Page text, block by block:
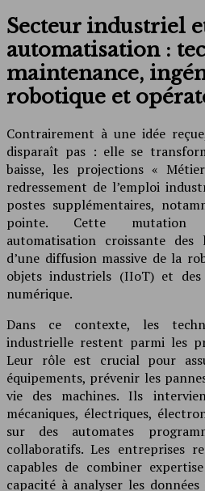
Secteur industriel
automatisation :
maintenance,
robotique et
Contrairement à une idée
disparaît pas : elle se
baisse, les projections «
redressement de l’emploi
postes supplémentaires,
pointe. Cette mutation
automatisation croissante
d’une diffusion massive de la
objets industriels (IIoT) et des
numérique.
Dans ce contexte, les
industrielle restent parmi les
Leur rôle est crucial pour
équipements, prévenir les
vie des machines. Ils
mécaniques, électriques,
sur des automates
collaboratifs. Les entreprises
capables de combiner
capacité à analyser les